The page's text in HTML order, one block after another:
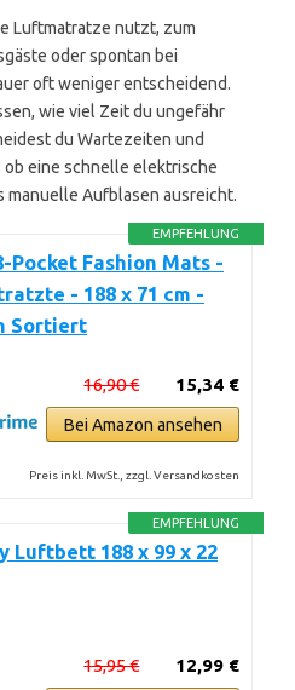
Luftmatratze nutzt, zum
oder spontan bei
oft weniger entscheidend.
wie viel Zeit du ungefähr
du Wartezeiten und
ob eine schnelle elektrische
manuelle Aufblasen ausreicht.
EMPFEHLUNG
Pocket Fashion Mats -
- 188 x 71 cm -
Sortiert
15,34 €
16,90 €
Bei Amazon ansehen
Preis inkl. MwSt., zzgl. Versandkosten
EMPFEHLUNG
Luftbett 188 x 99 x 22
12,99 €
15,95 €